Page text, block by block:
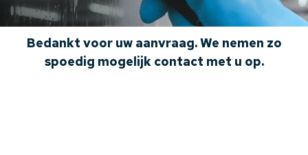
Bedankt voor uw aanvraag. We nemen zo
spoedig mogelijk contact met u op.